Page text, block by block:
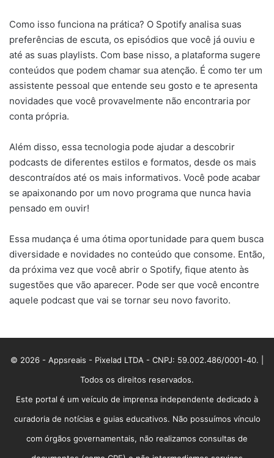
Como isso funciona na prática? O Spotify analisa suas
preferências de escuta, os episódios que você já ouviu e
até as suas playlists. Com base nisso, a plataforma sugere
conteúdos que podem chamar sua atenção. É como ter um
assistente pessoal que entende seu gosto e te apresenta
novidades que você provavelmente não encontraria por
conta própria.
Além disso, essa tecnologia pode ajudar a descobrir
podcasts de diferentes estilos e formatos, desde os mais
descontraídos até os mais informativos. Você pode acabar
se apaixonando por um novo programa que nunca havia
pensado em ouvir!
Essa mudança é uma ótima oportunidade para quem busca
diversidade e novidades no conteúdo que consome. Então,
da próxima vez que você abrir o Spotify, fique atento às
sugestões que vão aparecer. Pode ser que você encontre
aquele podcast que vai se tornar seu novo favorito.
© 2026 - Appsreais - Pixelad LTDA - CNPJ: 59.002.486/0001-40. |
Todos os direitos reservados.
Este portal é um veículo de imprensa independente dedicado à
curadoria de notícias e guias educativos. Não possuímos vínculo
com órgãos governamentais, não realizamos consultas de